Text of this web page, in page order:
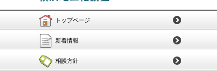
トップページ
新着情報
相談方針